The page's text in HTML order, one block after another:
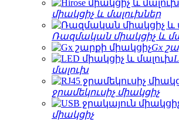
միակցիչ և մալուխներ
Ռազմական միակցիչ և
Gx
մալուխ
ջրամեկուսիչ միակցիչ
միակցիչ